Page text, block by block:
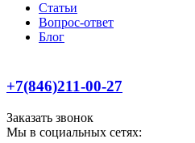
Статьи
Вопрос-ответ
Блог
+7(846)211-00-27
Заказать звонок
Мы в социальных сетях: